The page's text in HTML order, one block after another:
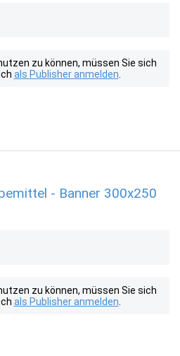
zu können, müssen Sie sich
als Publisher anmelden
- Banner 300x250
zu können, müssen Sie sich
als Publisher anmelden